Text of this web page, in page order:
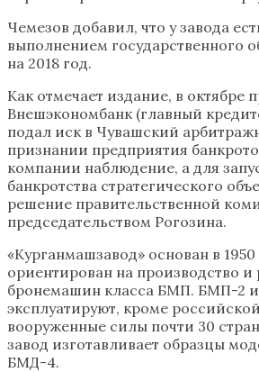
Чемезов добавил, что у завода
выполнением государственного
на 2018 год.
Как отмечает издание, в октябре
Внешэкономбанк (главный
подал иск в Чувашский
признании предприятия
компании наблюдение, а для
банкротства стратегического
решение правительственной
председательством Рогозина.
«Курганмашзавод» основан в
ориентирован на производство и
бронемашин класса БМП. БМП-2
эксплуатируют, кроме
вооруженные силы почти 30
завод изготавливает образцы
БМД-4.